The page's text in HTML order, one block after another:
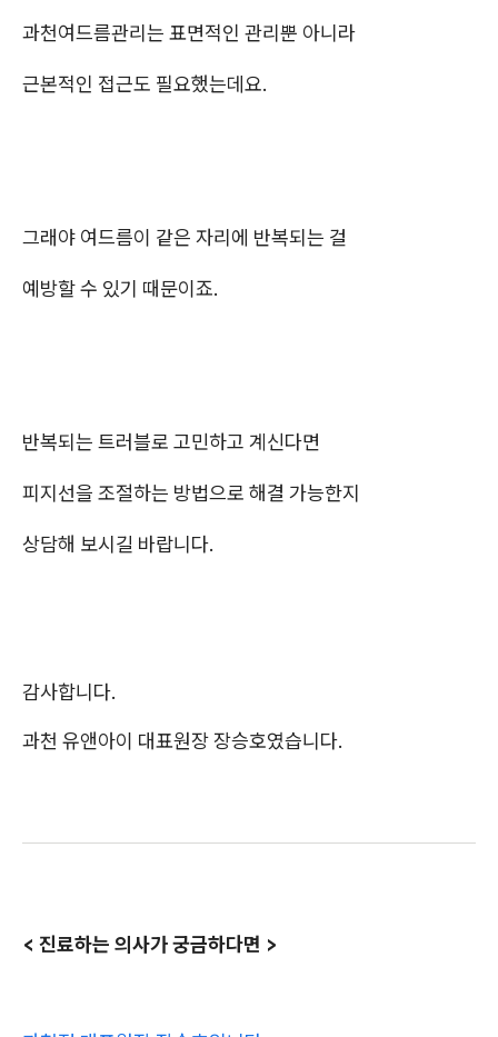
과천여드름관리는 표면적인 관리뿐 아니라
근본적인 접근도 필요했는데요.
그래야 여드름이 같은 자리에 반복되는 걸
예방할 수 있기 때문이죠.
반복되는 트러블로 고민하고 계신다면
피지선을 조절하는 방법으로 해결 가능한지
상담해 보시길 바랍니다.
감사합니다.
과천 유앤아이 대표원장 장승호였습니다.
< 진료하는 의사가 궁금하다면 >